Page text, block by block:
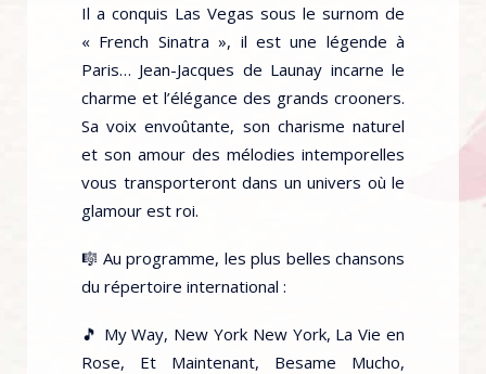
Il a conquis Las Vegas sous le surnom de
« French Sinatra », il est une légende à
Paris… Jean-Jacques de Launay incarne le
charme et l’élégance des grands crooners.
Sa voix envoûtante, son charisme naturel
et son amour des mélodies intemporelles
vous transporteront dans un univers où le
glamour est roi.
🎼 Au programme, les plus belles chansons
du répertoire international :
🎵 My Way, New York New York, La Vie en
Rose, Et Maintenant, Besame Mucho,